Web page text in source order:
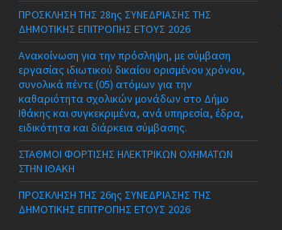
ΠΡΟΣΚΛΗΣΗ ΤΗΣ 28ης ΣΥΝΕΔΡΙΑΣΗΣ ΤΗΣ
ΔΗΜΟΤΙΚΗΣ ΕΠΙΤΡΟΠΗΣ ΕΤΟΥΣ 2026
Ανακοίνωση για την πρόσληψη, με σύμβαση
εργασίας ιδιωτικού δικαίου ορισμένου χρόνου,
συνολικά πέντε (05) ατόμων για την
καθαριότητα σχολικών μονάδων στο Δήμο
Ιθάκης και συγκεκριμένα, ανά υπηρεσία, έδρα,
ειδικότητα και διάρκεια σύμβασης.
ΣΤΑΘΜΟΙ ΦΟΡΤΙΣΗΣ ΗΛΕΚΤΡΙΚΩΝ ΟΧΗΜΑΤΩΝ
ΣΤΗΝ ΙΘΑΚΗ
ΠΡΟΣΚΛΗΣΗ ΤΗΣ 26ης ΣΥΝΕΔΡΙΑΣΗΣ ΤΗΣ
ΔΗΜΟΤΙΚΗΣ ΕΠΙΤΡΟΠΗΣ ΕΤΟΥΣ 2026